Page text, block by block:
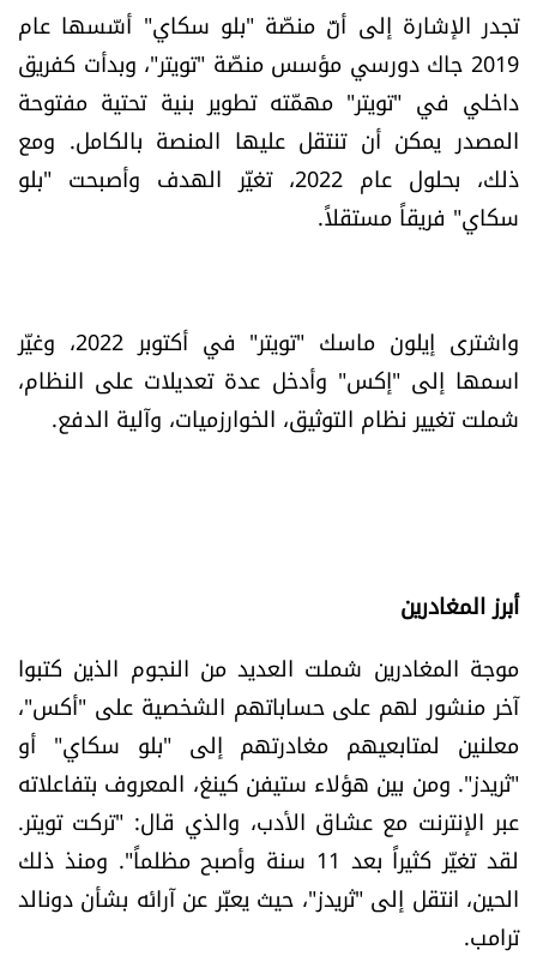
كاميرا
سجالات
صحّة وصحن
منوّعات
حظّك اليوم
من نحن
للتواصل معنا
شروط الاستخدام
شروط الإشتراك
Digital solutions by
تجدر الإشارة إلى أنّ منصّة "بلو سكاي" أسّسها عام
2019 جاك دورسي مؤسس منصّة "تويتر"، وبدأت كفريق
داخلي في "تويتر" مهمّته تطوير بنية تحتية مفتوحة
المصدر يمكن أن تنتقل عليها المنصة بالكامل. ومع
ذلك، بحلول عام 2022، تغيّر الهدف وأصبحت "بلو
سكاي" فريقاً مستقلاً.
واشترى إيلون ماسك "تويتر" في أكتوبر 2022، وغيّر
اسمها إلى "إكس" وأدخل عدة تعديلات على النظام،
شملت تغيير نظام التوثيق، الخوارزميات، وآلية الدفع.
أبرز المغادرين
موجة المغادرين شملت العديد من النجوم الذين كتبوا
آخر منشور لهم على حساباتهم الشخصية على "أكس"،
معلنين لمتابعيهم مغادرتهم إلى "بلو سكاي" أو
"ثريدز". ومن بين هؤلاء ستيفن كينغ، المعروف بتفاعلاته
عبر الإنترنت مع عشاق الأدب، والذي قال: "تركت تويتر.
لقد تغيّر كثيراً بعد 11 سنة وأصبح مظلماً". ومنذ ذلك
الحين، انتقل إلى "ثريدز"، حيث يعبّر عن آرائه بشأن دونالد
ترامب.